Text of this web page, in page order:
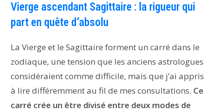
Vierge ascendant Sagittaire : la rigueur qui
part en quête d’absolu
La Vierge et le Sagittaire forment un carré dans le
zodiaque, une tension que les anciens astrologues
considéraient comme difficile, mais que j’ai appris
à lire différemment au fil de mes consultations. Ce
carré crée un être divisé entre deux modes de